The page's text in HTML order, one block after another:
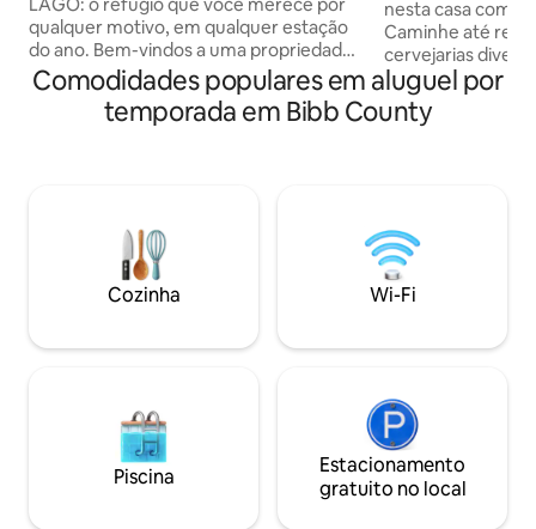
LAGO: o refúgio que você merece por
qualquer motivo, em qualquer estação
do ano. Bem-vindos a uma propriedade
à beira do lago. Abrace a serenidade e a
paz com esta propriedade à beira do
lago. Relaxe, descontraia e aproveite a
uma tartaruga e uma garça. Os vizinhos
são gentis. Seja gentil com todos e deixe
a gentileza e a paz derramarem sobre
nesta casa com
Caminhe até
cervejarias
inúmeros locais
quartos
confortáveis e
área de jantar e
perfeita para
Ambos os
recentemente
conveniente fora
Comodidades populares em aluguel por
temporada em Bibb County
Cozinha Wi-Fi
Piscina
Estacionamento
gratuito no local